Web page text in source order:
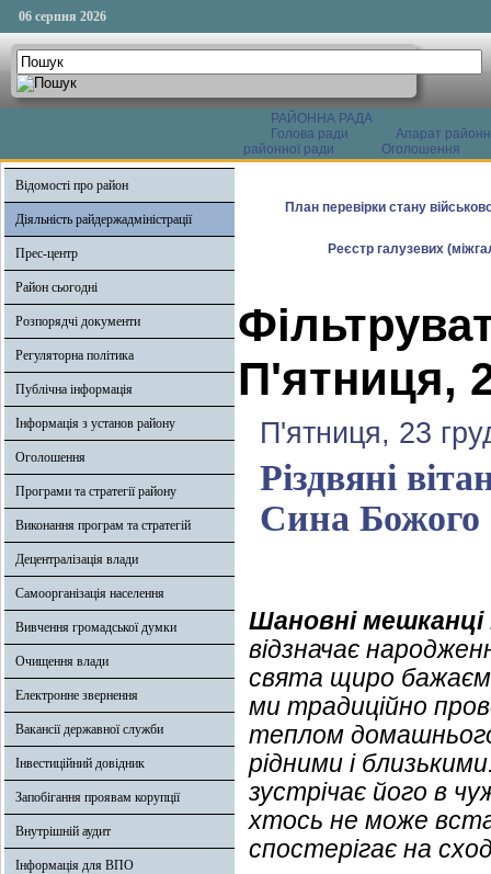
06 серпня 2026
РАЙОННА РАДА
Голова ради
Апарат
районної ради
Оголошення
Відомості про район
Діяльність райдержадміністрації
Прес-центр
Район сьогодні
Розпорядчі документи
Регуляторна політика
Публічна інформація
Інформація з установ району
Оголошення
Програми та стратегії району
Виконання програм та стратегій
Децентралізація влади
Самоорганізація населення
Вивчення громадської думки
Очищення влади
Електронне звернення
Вакансії державної служби
Інвестиційний довідник
Запобігання проявам корупції
Внутрішній аудит
Інформація для ВПО
План перевірки стану
Реєстр галузевих
П'ятниця,
П'ятниця, 23
Різдвяні
Сина Божого
Шановні
відзначає
свята щиро
ми традиційно
теплом
рідними і
зустрічає його в
хтось не може
спостерігає на